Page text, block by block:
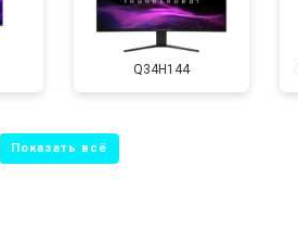
Q34H144